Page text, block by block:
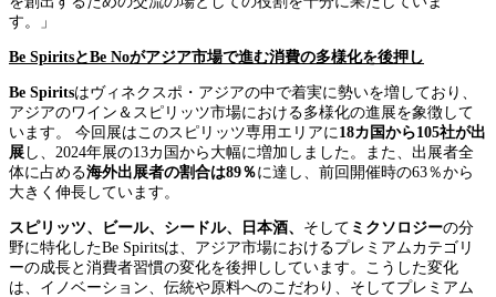
す。」
Be SpiritsとBe Noがアジア市場で進む消費の多様化を後押し
Be Spiritsはヴィネクスポ・アジアの中で着実に勢いを増しており、
アジアのワイン＆スピリッツ市場における多様化の進展を象徴して
います。 今回展はこのスピリッツ専用エリアに 18カ国から105社が出
展 し、2024年展の13カ国から大幅に増加しました。また、出展者全
体に占める海外出展者の割合は89％に達し、前回開催時の63％から
大きく伸長しています。
スピリッツ、ビール、シードル、日本酒、 そして ミクソロジーの分
野に特化したBe Spiritsは、アジア市場におけるプレミアムカテゴリ
ーの成長と消費者習慣の変化を後押ししています。こうした変化
は、イノベーション、伝統や原料へのこだわり、そしてプレミアム